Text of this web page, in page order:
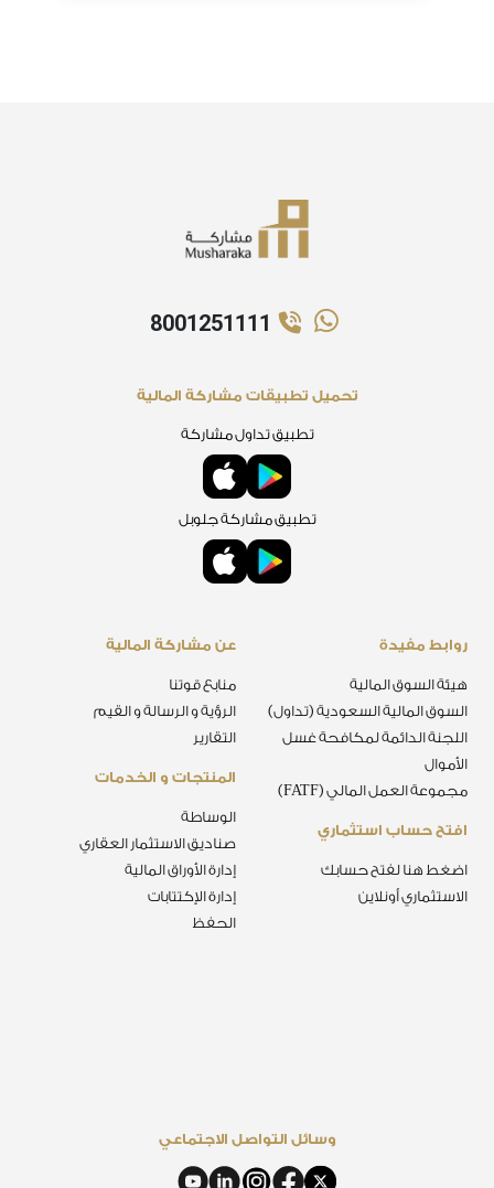
8001251111
المنتجات و الخدمات
الوساطة
صناديق الاستثمار العقاري
إدارة الأوراق المالية
إدارة الإكتتابات
الحفظ
عن مشاركة المالية
منابع قوتنا
الرؤية و الرسالة و القيم
التقارير
افتح حساب استثماري
اضغط هنا لفتح حسابك
الاستثماري أونلاين
روابط مفيدة
هيئة السوق المالية
السوق المالية السعودية (تداول)
اللجنة الدائمة لمكافحة غسل
الأموال
مجموعة العمل المالي (FATF)
تحميل تطبيقات مشاركة المالية
تطبيق تداول مشاركة
تطبيق مشاركة جلوبل
وسائل التواصل الاجتماعي